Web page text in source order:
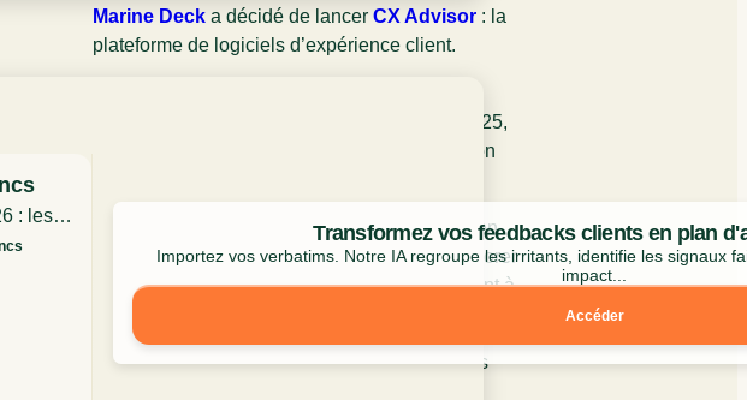
: les
Transformez vos feedbacks clients en plan
Importez vos verbatims. Notre IA regroupe les irritants, identifie les signaux
impact...
Accéder
Marine Deck a décidé de lancer CX Advisor : la
plateforme de logiciels d’expérience client.
fournisseurs de solutions d’expérience. En 2025,
nous avons référencé +300 logiciels de relation
Face à cette abondance,CX Advisor crée le lien
entre les professionnels qui cherchent à améliorer
leur expérience client et les outils qui répondent à
La vision de Marine Deck est simple : aider les